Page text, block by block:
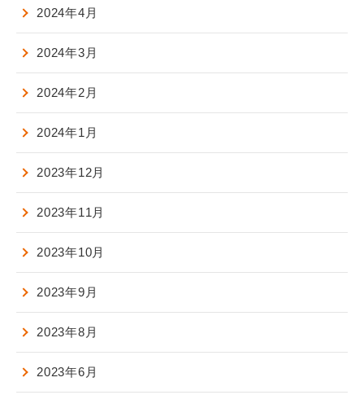
2024年4月
2024年3月
2024年2月
2024年1月
2023年12月
2023年11月
2023年10月
2023年9月
2023年8月
2023年6月